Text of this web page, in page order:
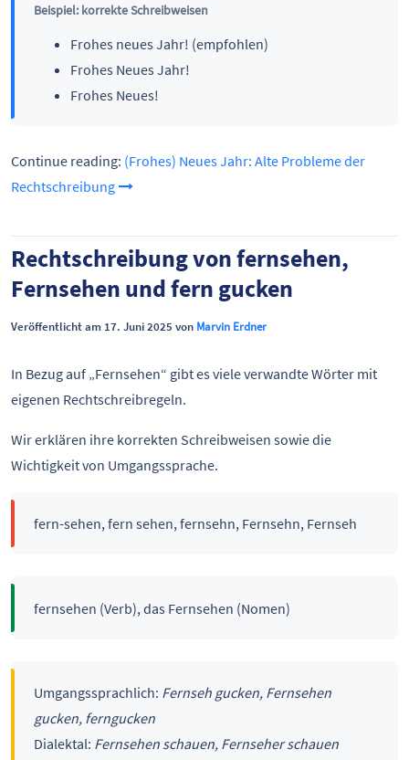
Beispiel: korrekte Schreibweisen
Frohes neues Jahr! (empfohlen)
Frohes Neues Jahr!
Frohes Neues!
Continue reading: (Frohes) Neues Jahr: Alte Probleme der
Rechtschreibung
Rechtschreibung von fernsehen,
Fernsehen und fern gucken
Veröffentlicht am 17. Juni 2025 von Marvin Erdner
In Bezug auf „Fernsehen“ gibt es viele verwandte Wörter mit
eigenen Rechtschreibregeln.
Wir erklären ihre korrekten Schreibweisen sowie die
Wichtigkeit von Umgangssprache.
fern-sehen, fern sehen, fernsehn, Fernsehn, Fernseh
fernsehen (Verb), das Fernsehen (Nomen)
Umgangssprachlich: Fernseh gucken, Fernsehen
gucken, ferngucken
Dialektal: Fernsehen schauen, Fernseher schauen